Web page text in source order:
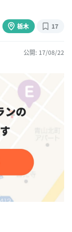
栃木 17
公開: 17/08/22